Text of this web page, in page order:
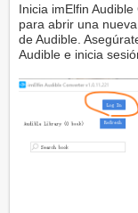
Inicia imElfin
para abrir una
de Audible.
Audible e inicia